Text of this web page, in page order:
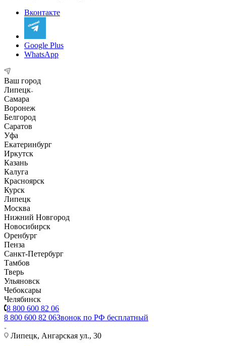
Вконтакте
Google Plus
WhatsApp
Ваш город
Липецк
Самара
Воронеж
Белгород
Саратов
Уфа
Екатеринбург
Иркутск
Казань
Калуга
Красноярск
Курск
Липецк
Москва
Нижний Новгород
Новосибирск
Оренбург
Пенза
Санкт-Петербург
Тамбов
Тверь
Ульяновск
Чебоксары
Челябинск
8 800 600 82 06
8 800 600 82 06Звонок по РФ бесплатный
Липецк, Ангарская ул., 30